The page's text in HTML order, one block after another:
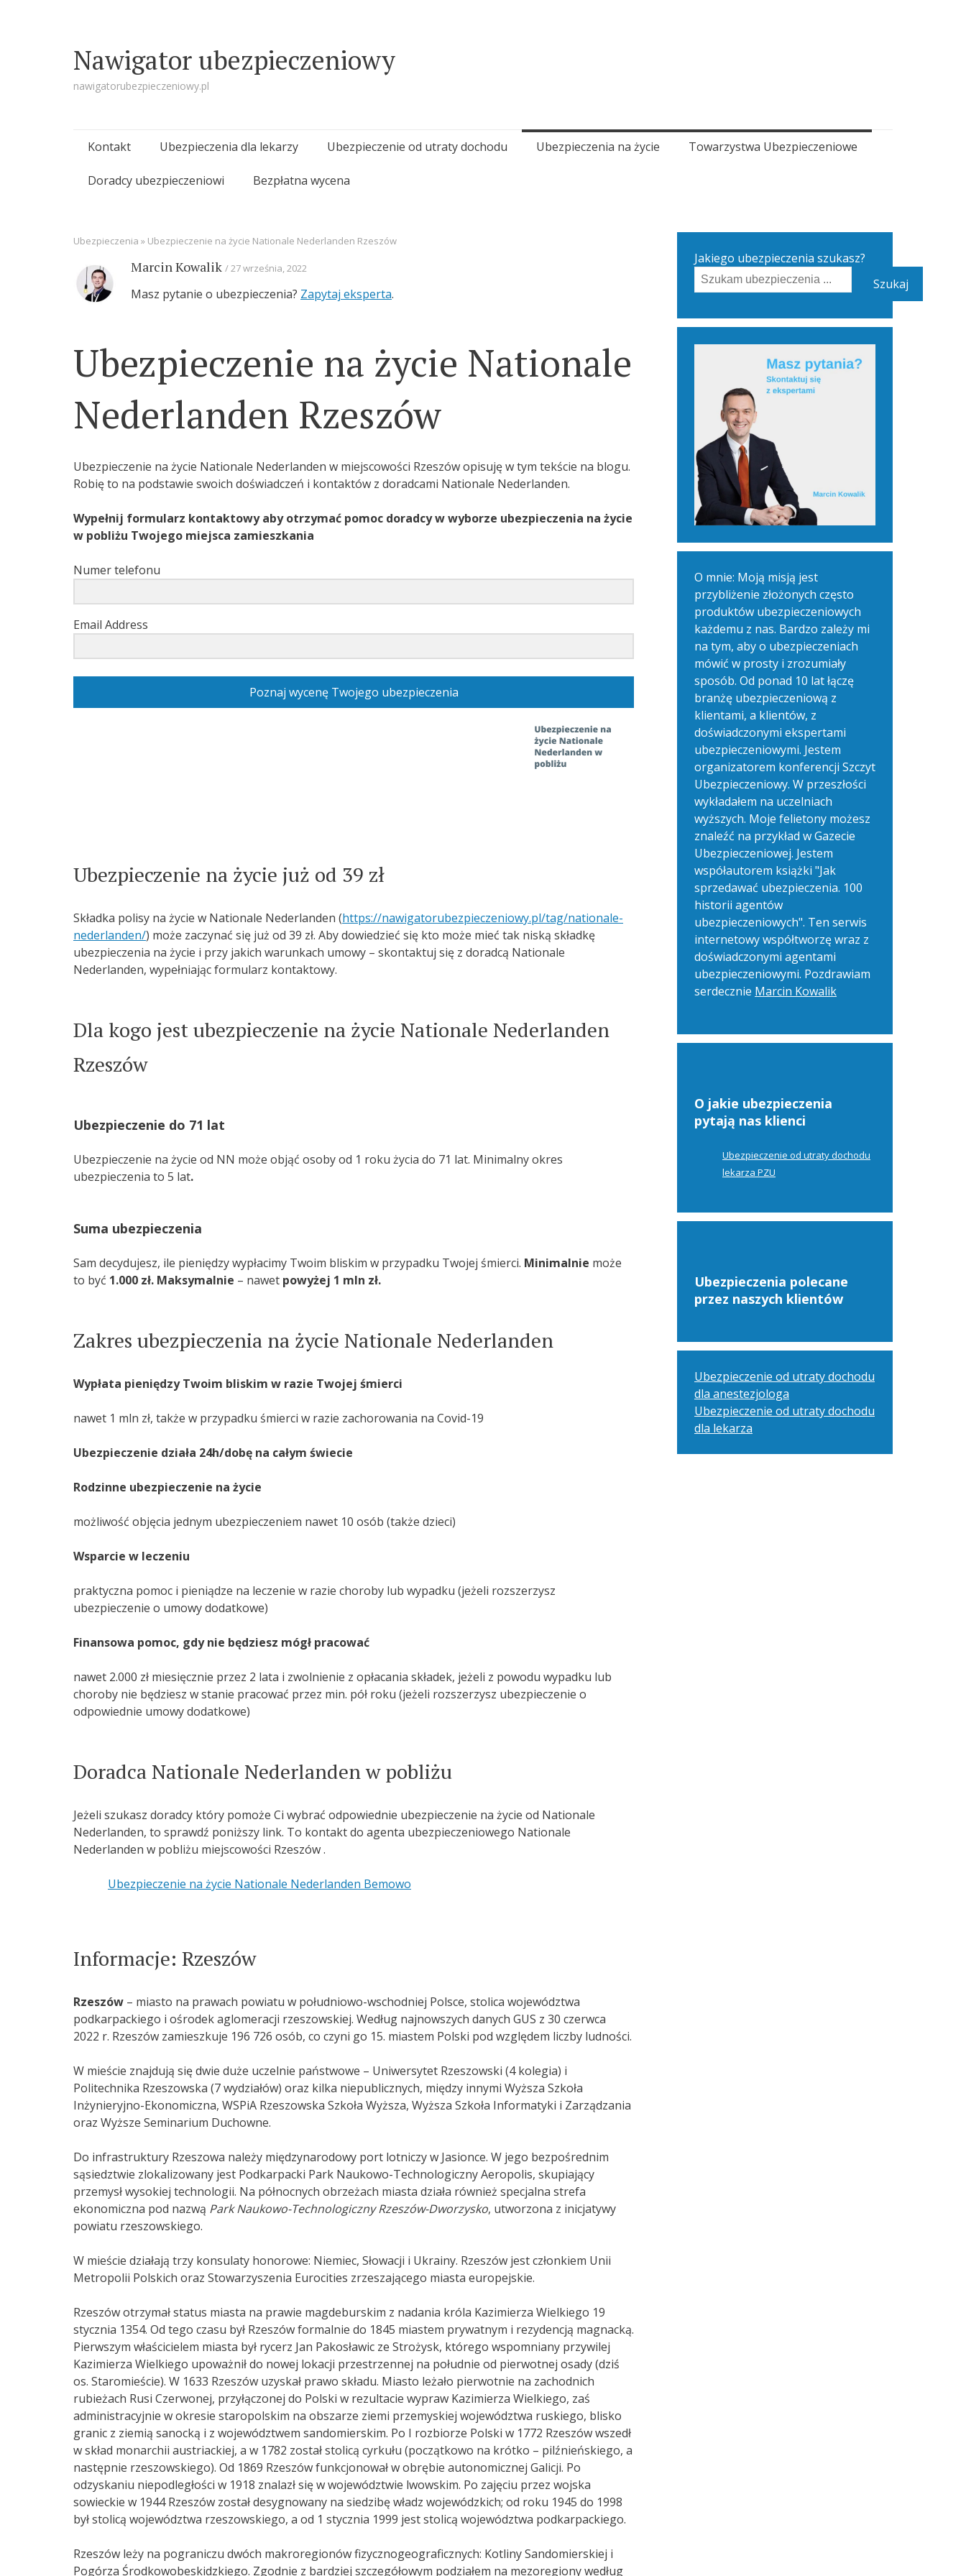
Nawigator ubezpieczeniowy
nawigatorubezpieczeniowy.pl
Skip
to
Kontakt Ubezpieczenia dla lekarzy Ubezpieczenie od utraty dochodu Ubezpieczenia na życie Towarzystwa Ubezpieczeniowe
Doradcy ubezpieczeniowi Bezpłatna wycena
Ubezpieczenia » Ubezpieczenie na życie Nationale Nederlanden Rzeszów
Marcin Kowalik 27 września, 2022
Masz pytanie o ubezpieczenia? Zapytaj eksperta.
Ubezpieczenie na życie Nationale
Nederlanden Rzeszów
Ubezpieczenie na życie Nationale Nederlanden w miejscowości Rzeszów opisuję w tym tekście na blogu.
Robię to na podstawie swoich doświadczeń i kontaktów z doradcami Nationale Nederlanden.
Wypełnij formularz kontaktowy aby otrzymać pomoc doradcy w wyborze ubezpieczenia na życie
w pobliżu Twojego miejsca zamieszkania
Numer telefonu
Email Address
Poznaj wycenę Twojego ubezpieczenia
Ubezpieczenie na życie już od 39 zł
Składka polisy na życie w Nationale Nederlanden (https://nawigatorubezpieczeniowy.pl/tag/nationale-
nederlanden/) może zaczynać się już od 39 zł. Aby dowiedzieć się kto może mieć tak niską składkę
ubezpieczenia na życie i przy jakich warunkach umowy – skontaktuj się z doradcą Nationale
Nederlanden, wypełniając formularz kontaktowy.
Dla kogo jest ubezpieczenie na życie Nationale Nederlanden
Rzeszów
Ubezpieczenie do 71 lat
Ubezpieczenie na życie od NN może objąć osoby od 1 roku życia do 71 lat. Minimalny okres
ubezpieczenia to 5 lat.
Suma ubezpieczenia
Sam decydujesz, ile pieniędzy wypłacimy Twoim bliskim w przypadku Twojej śmierci. Minimalnie może
to być 1.000 zł. Maksymalnie – nawet powyżej 1 mln zł.
Zakres ubezpieczenia na życie Nationale Nederlanden
Wypłata pieniędzy Twoim bliskim w razie Twojej śmierci
nawet 1 mln zł, także w przypadku śmierci w razie zachorowania na Covid-19
Ubezpieczenie działa 24h/dobę na całym świecie
Rodzinne ubezpieczenie na życie
możliwość objęcia jednym ubezpieczeniem nawet 10 osób (także dzieci)
Wsparcie w leczeniu
praktyczna pomoc i pieniądze na leczenie w razie choroby lub wypadku (jeżeli rozszerzysz
ubezpieczenie o umowy dodatkowe)
Finansowa pomoc, gdy nie będziesz mógł pracować
nawet 2.000 zł miesięcznie przez 2 lata i zwolnienie z opłacania składek, jeżeli z powodu wypadku lub
choroby nie będziesz w stanie pracować przez min. pół roku (jeżeli rozszerzysz ubezpieczenie o
odpowiednie umowy dodatkowe)
Doradca Nationale Nederlanden w pobliżu
Jeżeli szukasz doradcy który pomoże Ci wybrać odpowiednie ubezpieczenie na życie od Nationale
Nederlanden, to sprawdź poniższy link. To kontakt do agenta ubezpieczeniowego Nationale
Nederlanden w pobliżu miejscowości Rzeszów .
Ubezpieczenie na życie Nationale Nederlanden Bemowo
Informacje: Rzeszów
Rzeszów – miasto na prawach powiatu w południowo-wschodniej Polsce, stolica województwa
podkarpackiego i ośrodek aglomeracji rzeszowskiej. Według najnowszych danych GUS z 30 czerwca
2022 r. Rzeszów zamieszkuje 196 726 osób, co czyni go 15. miastem Polski pod względem liczby ludności.
W mieście znajdują się dwie duże uczelnie państwowe – Uniwersytet Rzeszowski (4 kolegia) i
Politechnika Rzeszowska (7 wydziałów) oraz kilka niepublicznych, między innymi Wyższa Szkoła
Inżynieryjno-Ekonomiczna, WSPiA Rzeszowska Szkoła Wyższa, Wyższa Szkoła Informatyki i Zarządzania
oraz Wyższe Seminarium Duchowne.
Do infrastruktury Rzeszowa należy międzynarodowy port lotniczy w Jasionce. W jego bezpośrednim
sąsiedztwie zlokalizowany jest Podkarpacki Park Naukowo-Technologiczny Aeropolis, skupiający
przemysł wysokiej technologii. Na północnych obrzeżach miasta działa również specjalna strefa
ekonomiczna pod nazwą Park Naukowo-Technologiczny Rzeszów-Dworzysko, utworzona z inicjatywy
powiatu rzeszowskiego.
W mieście działają trzy konsulaty honorowe: Niemiec, Słowacji i Ukrainy. Rzeszów jest członkiem Unii
Metropolii Polskich oraz Stowarzyszenia Eurocities zrzeszającego miasta europejskie.
Rzeszów otrzymał status miasta na prawie magdeburskim z nadania króla Kazimierza Wielkiego 19
stycznia 1354. Od tego czasu był Rzeszów formalnie do 1845 miastem prywatnym i rezydencją magnacką.
Pierwszym właścicielem miasta był rycerz Jan Pakosławic ze Strożysk, którego wspomniany przywilej
Kazimierza Wielkiego upoważnił do nowej lokacji przestrzennej na południe od pierwotnej osady (dziś
os. Staromieście). W 1633 Rzeszów uzyskał prawo składu. Miasto leżało pierwotnie na zachodnich
rubieżach Rusi Czerwonej, przyłączonej do Polski w rezultacie wypraw Kazimierza Wielkiego, zaś
administracyjnie w okresie staropolskim na obszarze ziemi przemyskiej województwa ruskiego, blisko
granic z ziemią sanocką i z województwem sandomierskim. Po I rozbiorze Polski w 1772 Rzeszów wszedł
w skład monarchii austriackiej, a w 1782 został stolicą cyrkułu (początkowo na krótko – pilźnieńskiego, a
następnie rzeszowskiego). Od 1869 Rzeszów funkcjonował w obrębie autonomicznej Galicji. Po
odzyskaniu niepodległości w 1918 znalazł się w województwie lwowskim. Po zajęciu przez wojska
sowieckie w 1944 Rzeszów został desygnowany na siedzibę władz wojewódzkich; od roku 1945 do 1998
był stolicą województwa rzeszowskiego, a od 1 stycznia 1999 jest stolicą województwa podkarpackiego.
Rzeszów leży na pograniczu dwóch makroregionów fizycznogeograficznych: Kotliny Sandomierskiej i
Pogórza Środkowobeskidzkiego. Zgodnie z bardziej szczegółowym podziałem na mezoregiony według
Jakiego ubezpieczenia szukasz?
Szukaj
O mnie: Moją misją jest
przybliżenie złożonych często
produktów ubezpieczeniowych
każdemu z nas. Bardzo zależy mi
na tym, aby o ubezpieczeniach
mówić w prosty i zrozumiały
sposób. Od ponad 10 lat łączę
branżę ubezpieczeniową z
klientami, a klientów, z
doświadczonymi ekspertami
ubezpieczeniowymi. Jestem
organizatorem konferencji Szczyt
Ubezpieczeniowy. W przeszłości
wykładałem na uczelniach
wyższych. Moje felietony możesz
znaleźć na przykład w Gazecie
Ubezpieczeniowej. Jestem
współautorem książki "Jak
sprzedawać ubezpieczenia. 100
historii agentów
ubezpieczeniowych". Ten serwis
internetowy współtworzę wraz z
doświadczonymi agentami
ubezpieczeniowymi. Pozdrawiam
serdecznie Marcin Kowalik
O jakie ubezpieczenia
pytają nas klienci
Ubezpieczenie od utraty dochodu
lekarza PZU
Ubezpieczenia polecane
przez naszych klientów
Ubezpieczenie od utraty dochodu
dla anestezjologa
Ubezpieczenie od utraty dochodu
dla lekarza